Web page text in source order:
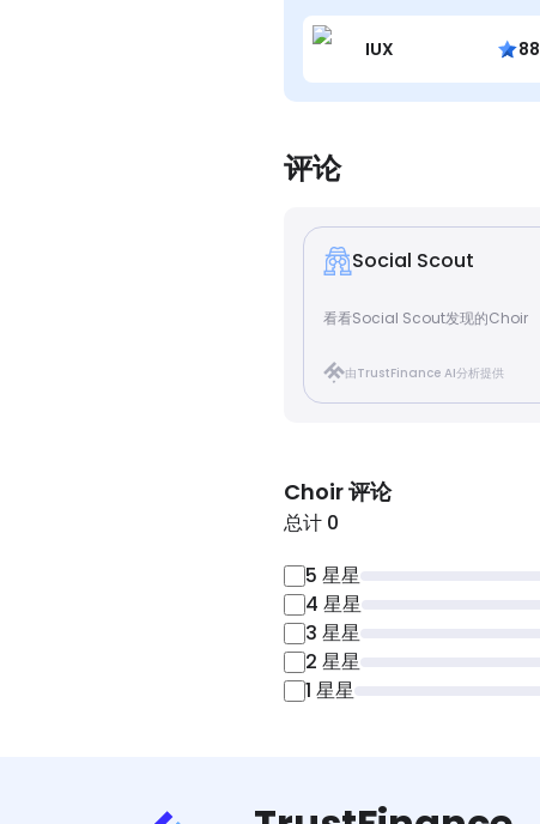
IUX 88
评论
Social Scout
看看Social Scout发现的Choir
由TrustFinance AI分析提供
Choir评论
总计 0
5 星星
4 星星
3 星星
2 星星
1 星星